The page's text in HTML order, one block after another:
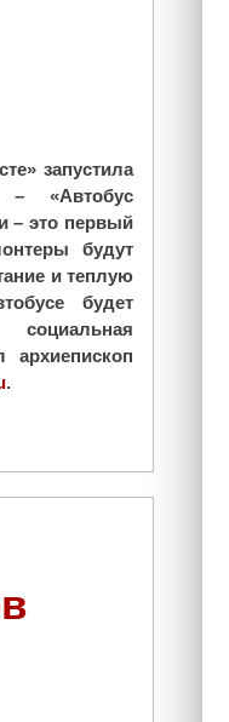
н
а
я
г
а
з
т
о
л
л
запустила
«Автобус
– это первый
будут
и теплую
будет
.